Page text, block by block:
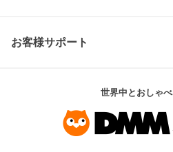
お客様サポート
世界中とおしゃ